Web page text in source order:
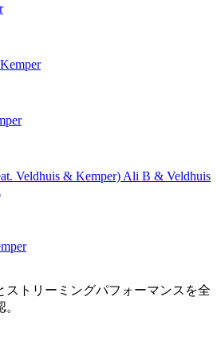
Veldhuis & Kemper) Ali B & Veldhuis
ストリーミングパフォーマンスを全